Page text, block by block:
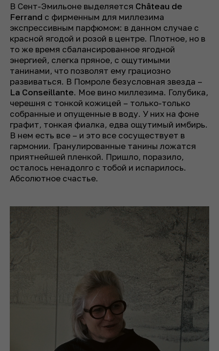
В Сент-Эмильоне выделяется Château de
Ferrand с фирменным для миллезима
экспрессивным парфюмом: в данном случае с
красной ягодой и розой в центре. Плотное, но в
то же время сбалансированное ягодной
энергией, слегка пряное, с ощутимыми
танинами, что позволят ему грациозно
развиваться. В Помроле безусловная звезда –
La Conseillante. Мое вино миллезима. Голубика,
черешня с тонкой кожицей – только-только
собранные и опущенные в воду. У них на фоне
графит, тонкая фиалка, едва ощутимый имбирь.
В нем есть все – и это все сосуществует в
гармонии. Гранулированные танины ложатся
приятнейшей пленкой. Пришло, поразило,
осталось ненадолго с тобой и испарилось.
Абсолютное счастье.